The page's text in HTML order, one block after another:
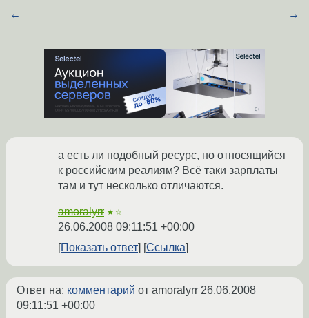
← →
а есть ли подобный ресурс, но относящийся
к российским реалиям? Всё таки зарплаты
там и тут несколько отличаются.
amoralyrr ★☆
26.06.2008 09:11:51 +00:00
Показать ответ
Ссылка
Ответ на: комментарий от amoralyrr 26.06.2008
09:11:51 +00:00